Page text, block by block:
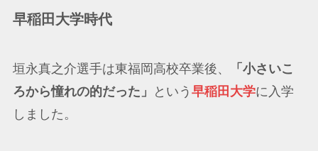
早稲田大学時代
垣永真之介選手は東福岡高校卒業後、
「小さいこ
ろから憧れの的だった」
という 早稲田大学に入学
しました。